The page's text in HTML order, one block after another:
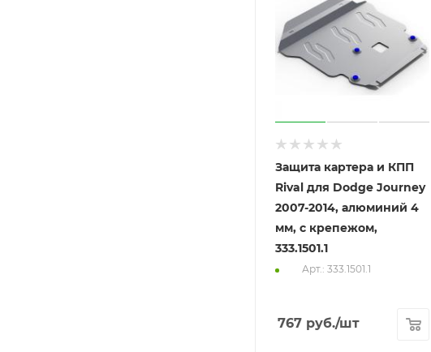
Защита картера и КПП
Rival для Dodge Journey
2007-2014, алюминий 4
мм, с крепежом,
333.1501.1
Арт.: 333.1501.1
767 руб./шт